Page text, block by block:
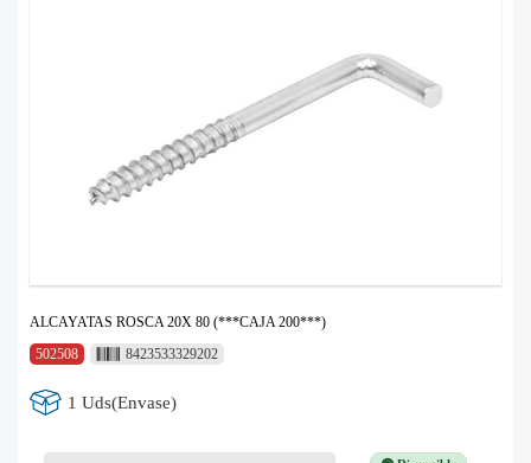
ALCAYATAS ROSCA 20X 80 (***CAJA 200***)
502508
8423533329202
1 Uds(Envase)